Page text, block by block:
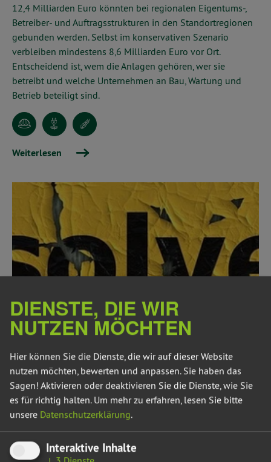
12,4 Milliarden Euro könnten bei regionalen Eigentums-,
Betreiber- und Auftragsstrukturen in den Standortregionen
gebunden werden. Selbst im konservativen Szenario
verbleiben mindestens 8,6 Milliarden Euro vor Ort.
Entscheidend ist, wem die Anlagen gehören, wer sie
betreibt und welche Unternehmen an Bau, Wartung und
Betrieb beteiligt sind.
Weiterlesen
INSOLVENZ DER GRUBE TEUTSCHENTHAL
Private Gewinne dürfen nicht zu öffentlichen Altlasten
werden
Teutschenthal Sicherungs GmbH bestätigt die seit Monaten
bekannte Zuspitzung der Lage. Bereits im April war
DIENSTE, DIE WIR
NUTZEN MÖCHTEN
Hier können Sie die Dienste, die wir auf dieser Website
nutzen möchten, bewerten und anpassen. Sie haben das
Sagen! Aktivieren oder deaktivieren Sie die Dienste, wie Sie
es für richtig halten. Um mehr zu erfahren, lesen Sie bitte
unsere Datenschutzerklärung.
Interaktive Inhalte